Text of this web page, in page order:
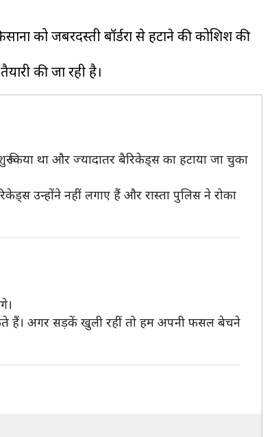
को जबरदस्ती बॉर्डरों से हटाने की कोशिश की
किया था और ज्यादातर बैरिकेड्स का हटाया जा चुका
उन्होंने नहीं लगाए हैं और रास्ता पुलिस ने रोका
हैं। अगर सड़कें खुली रहीं तो हम अपनी फसल बेचने